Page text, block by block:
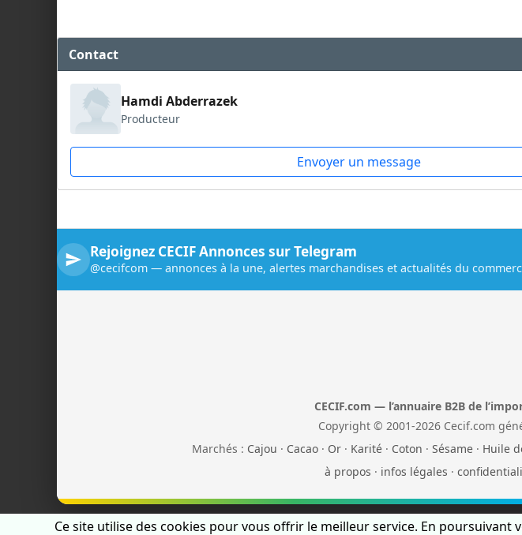
Contact
Hamdi Abderrazek
Producteur
Envoyer un message
Rejoignez CECIF Annonces sur Telegram
@cecifcom — annonces à la une, alertes marchandises et actualités du
CECIF.com — l’annuaire B2B de
Copyright © 2001-2026 Cecif.com
Marchés : Cajou · Cacao· Or· Karité· Coton · Sésame· Huile
à propos · infos légales ·
Ce site utilise des cookies pour vous offrir le meilleur service. En